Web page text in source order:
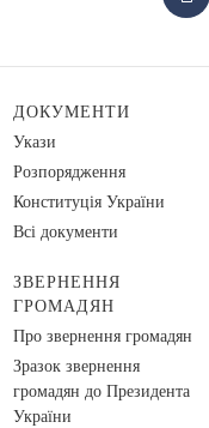
ДОКУМЕНТИ
Укази
Розпорядження
Конституція України
Всі документи
ЗВЕРНЕННЯ
ГРОМАДЯН
Про звернення громадян
Зразок звернення
громадян до Президента
України